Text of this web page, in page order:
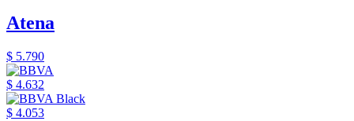
Atena
$ 5.790
$ 4.632
$ 4.053